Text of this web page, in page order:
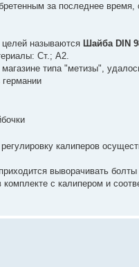
за последнее
называются Шайба DIN
Ст.; А2.
типа "метизы",
калиперов
выворачивать
с калипером и